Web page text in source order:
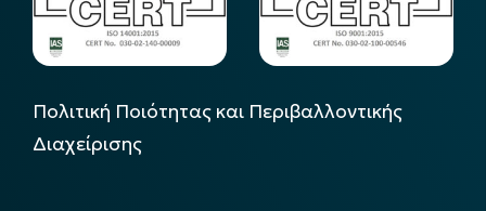
Πολιτική Ποιότητας και Περιβαλλοντικής
Διαχείρισης